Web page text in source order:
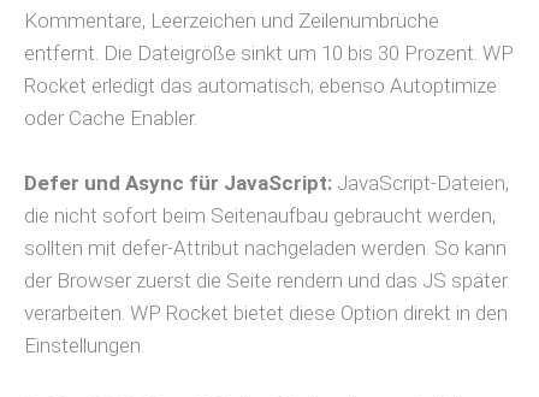
Kommentare, Leerzeichen und Zeilenumbrüche
entfernt. Die Dateigröße sinkt um 10 bis 30 Prozent. WP
Rocket erledigt das automatisch; ebenso Autoptimize
oder Cache Enabler.
Defer und Async für JavaScript: JavaScript-Dateien,
die nicht sofort beim Seitenaufbau gebraucht werden,
sollten mit defer-Attribut nachgeladen werden. So kann
der Browser zuerst die Seite rendern und das JS später
verarbeiten. WP Rocket bietet diese Option direkt in den
Einstellungen.